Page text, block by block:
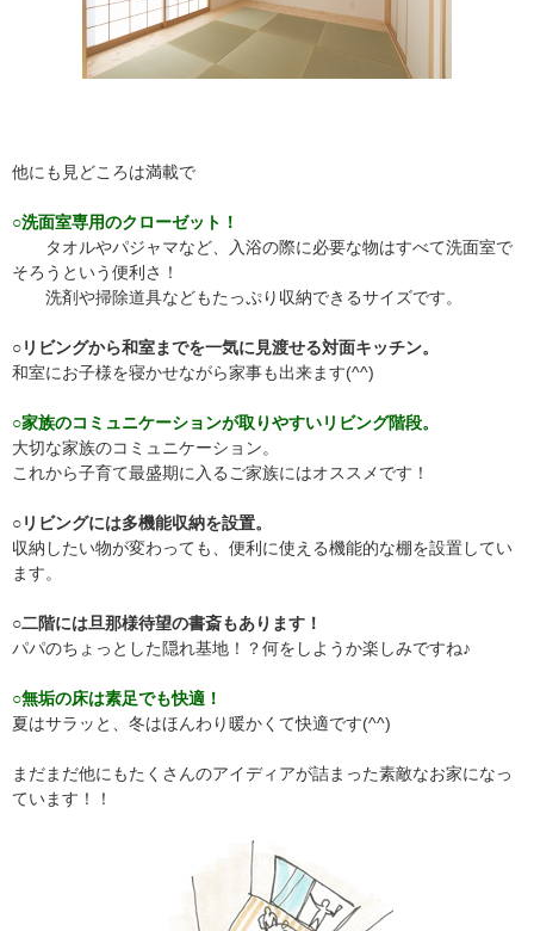
他にも見どころは満載で
○洗面室専用のクローゼット！
タオルやパジャマなど、入浴の際に必要な物はすべて洗面室で
そろうという便利さ！
洗剤や掃除道具などもたっぷり収納できるサイズです。
○リビングから和室までを一気に見渡せる対面キッチン。
和室にお子様を寝かせながら家事も出来ます(^^)
○家族のコミュニケーションが取りやすいリビング階段。
大切な家族のコミュニケーション。
これから子育て最盛期に入るご家族にはオススメです！
○リビングには多機能収納を設置。
収納したい物が変わっても、便利に使える機能的な棚を設置してい
ます。
○二階には旦那様待望の書斎もあります！
パパのちょっとした隠れ基地！？何をしようか楽しみですね♪
○無垢の床は素足でも快適！
夏はサラッと、冬はほんわり暖かくて快適です(^^)
まだまだ他にもたくさんのアイディアが詰まった素敵なお家になっ
ています！！